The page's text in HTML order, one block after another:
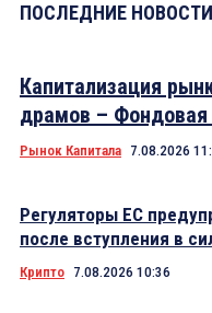
ПОСЛЕДНИЕ НОВОСТИ
Капитализация
драмов –
Рынок Капитала 7.08.2026
Регуляторы ЕС
после вступления в
Крипто 7.08.2026 10:36